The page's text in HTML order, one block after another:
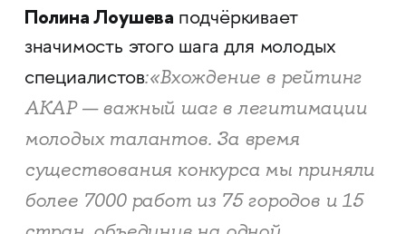
Полина Лоушева подчёркивает
значимость этого шага для молодых
специалистов:«Вхождение в рейтинг
АКАР — важный шаг в легитимации
молодых талантов. За время
существования конкурса мы приняли
более 7000 работ из 75 городов и 15